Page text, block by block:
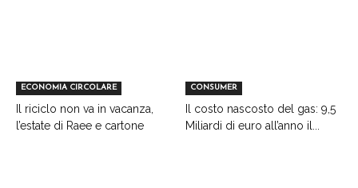
ECONOMIA CIRCOLARE
Il riciclo non va in vacanza,
l’estate di Raee e cartone
CONSUMER
Il costo nascosto del gas: 9,5
Miliardi di euro all’anno il...